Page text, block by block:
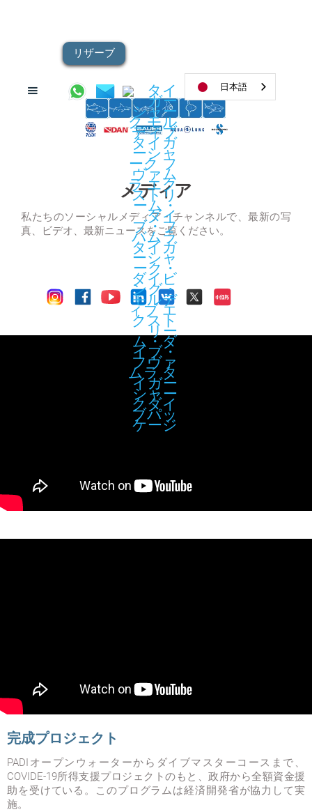
リザーブ
日本語
メディア
私たちのソーシャルメディア・チャンネルで、最新の写
真、ビデオ、最新ニュースをご覧ください。
完成プロジェクト
PADIオープンウォーターからダイブマスターコースまで、
COVIDE-19所得支援プロジェクトのもと、政府から全額資金援
助を受けている。このプログラムは経済開発省が協力して実
施。